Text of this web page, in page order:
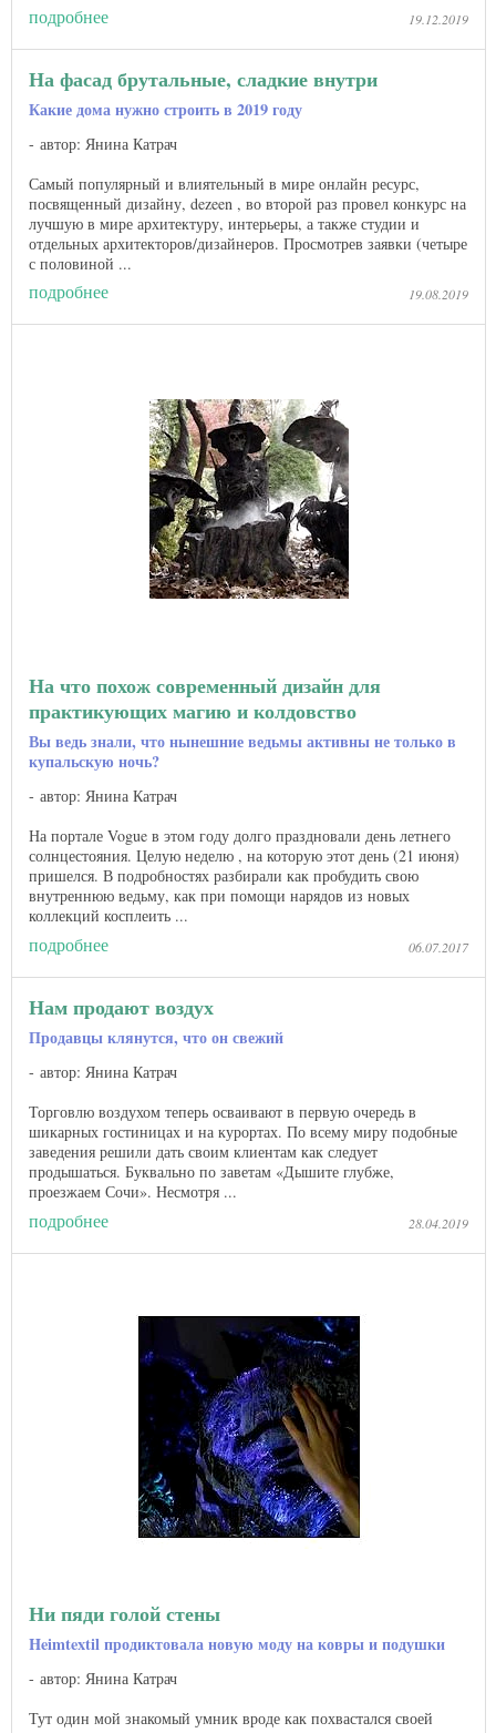
подробнее 19.12.2019
На фасад брутальные, сладкие внутри
Какие дома нужно строить в 2019 году
автор: Янина Катрач
Самый популярный и влиятельный в мире онлайн ресурс,
посвященный дизайну, dezeen , во второй раз провел конкурс на
лучшую в мире архитектуру, интерьеры, а также студии и
отдельных архитекторов/дизайнеров. Просмотрев заявки (четыре
с половиной ...
подробнее 19.08.2019
На что похож современный дизайн для
практикующих магию и колдовство
Вы ведь знали, что нынешние ведьмы активны не только в
купальскую ночь?
автор: Янина Катрач
На портале Vogue в этом году долго праздновали день летнего
солнцестояния. Целую неделю , на которую этот день (21 июня)
пришелся. В подробностях разбирали как пробудить свою
внутреннюю ведьму, как при помощи нарядов из новых
коллекций косплеить ...
подробнее 06.07.2017
Нам продают воздух
Продавцы клянутся, что он свежий
автор: Янина Катрач
Торговлю воздухом теперь осваивают в первую очередь в
шикарных гостиницах и на курортах. По всему миру подобные
заведения решили дать своим клиентам как следует
продышаться. Буквально по заветам «Дышите глубже,
проезжаем Сочи». Несмотря ...
подробнее 28.04.2019
Ни пяди голой стены
Heimtextil продиктовала новую моду на ковры и подушки
автор: Янина Катрач
Тут один мой знакомый умник вроде как похвастался своей